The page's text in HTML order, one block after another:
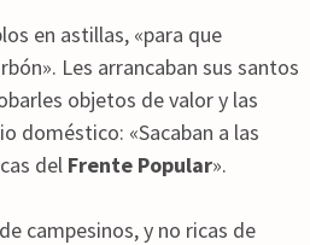
en astillas, «para que
Les arrancaban sus santos
objetos de valor y las
doméstico: «Sacaban a las
del Frente Popular».
campesinos, y no ricas de